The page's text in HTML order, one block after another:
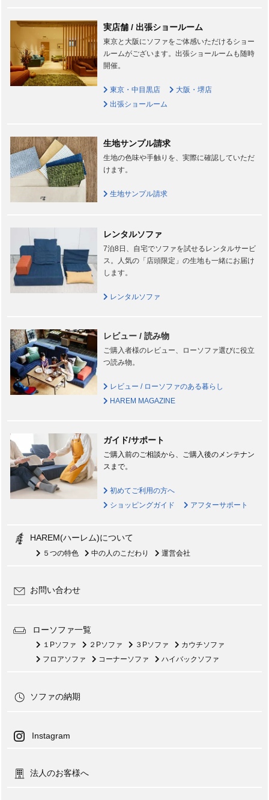
実店舗 / 出張ショールーム
東京と大阪にソファをご体感いただけるショー
ルームがございます。出張ショールームも随時
開催。
東京・中目黒店
大阪・堺店
出張ショールーム
生地サンプル請求
生地の色味や手触りを、実際に確認していただ
けます。
生地サンプル請求
レンタルソファ
7泊8日、自宅でソファを試せるレンタルサービ
ス。人気の「店頭限定」の生地も一緒にお届け
します。
レンタルソファ
レビュー / 読み物
ご購入者様のレビュー、ローソファ選びに役立
つ読み物。
レビュー / ローソファのある暮らし
HAREM MAGAZINE
ガイド/サポート
ご購入前のご相談から、ご購入後のメンテナン
スまで。
初めてご利用の方へ
ショッピングガイド
アフターサポート
HAREM(ハーレム)について
５つの特色 中の人のこだわり 運営会社
お問い合わせ
ローソファ一覧
１Pソファ ２Pソファ ３Pソファ
カウチソファ
フロアソファ
コーナーソファ ハイバックソファ
ソファの納期
Instagram
法人のお客様へ